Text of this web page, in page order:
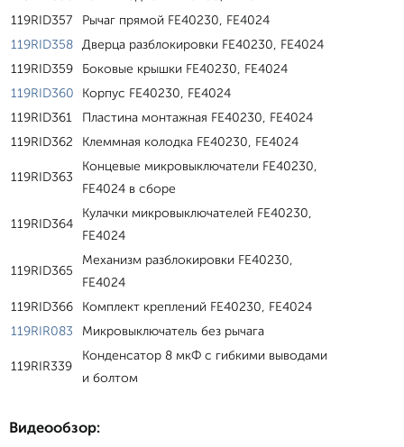
119RID357
Рычаг прямой FE40230, FE4024
119RID358 Дверца разблокировки FE40230, FE4024
119RID359
Боковые крышки FE40230, FE4024
119RID360
Корпус FE40230, FE4024
119RID361
Пластина монтажная FE40230, FE4024
119RID362
Клеммная колодка FE40230, FE4024
119RID363
Концевые микровыключатели FE40230,
FE4024 в сборе
119RID364
Кулачки микровыключателей FE40230,
FE4024
119RID365
Механизм разблокировки FE40230,
FE4024
119RID366
Комплект креплений FE40230, FE4024
119RIR083
Микровыключатель без рычага
119RIR339
Конденсатор 8 мкФ с гибкими выводами
и болтом
Видеообзор: